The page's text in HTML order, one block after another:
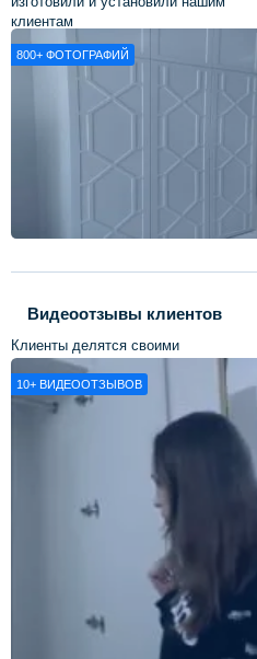
клиентам
800+ ФОТОГРАФИЙ
Видеоотзывы клиентов
Клиенты делятся своими
впечатлениями о нашей работе
10+ ВИДЕООТЗЫВОВ